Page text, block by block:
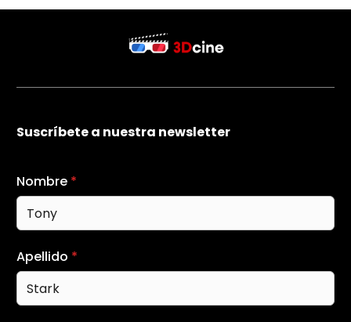
Suscríbete a nuestra newsletter
Nombre *
Apellido *